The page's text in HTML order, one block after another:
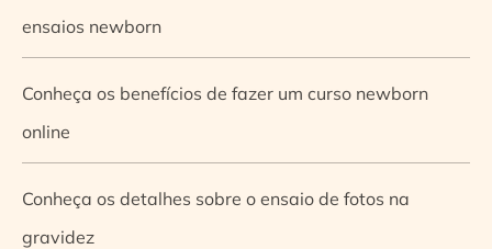
ensaios newborn
Conheça os benefícios de fazer um curso newborn
online
Conheça os detalhes sobre o ensaio de fotos na
gravidez